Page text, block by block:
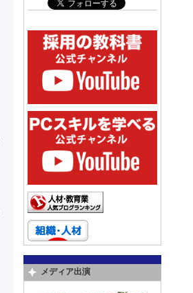
メディア出演